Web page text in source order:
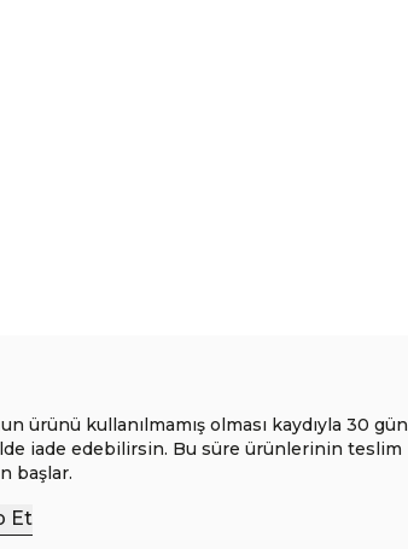
ürünü kullanılmamış olması kaydıyla 30 gün
iade edebilirsin. Bu süre ürünlerinin teslim
başlar.
Et